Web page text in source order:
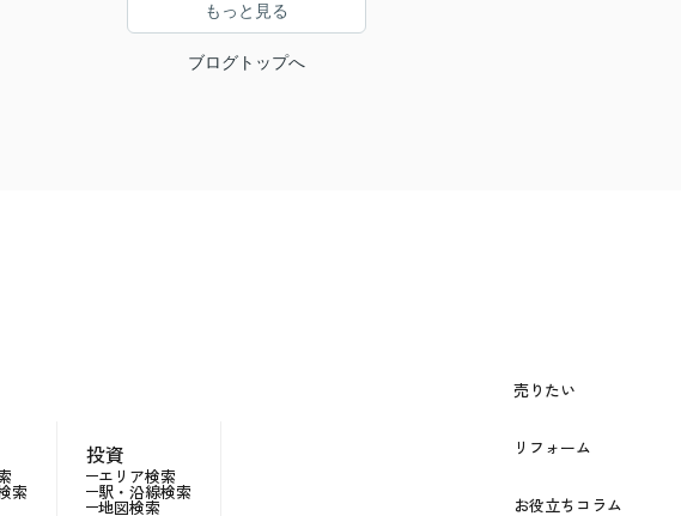
もっと見る
ブログトップへ
索
投資
エリア検索
駅・沿線検索
地図検索
売りたい
リフォーム
お役立ちコラム